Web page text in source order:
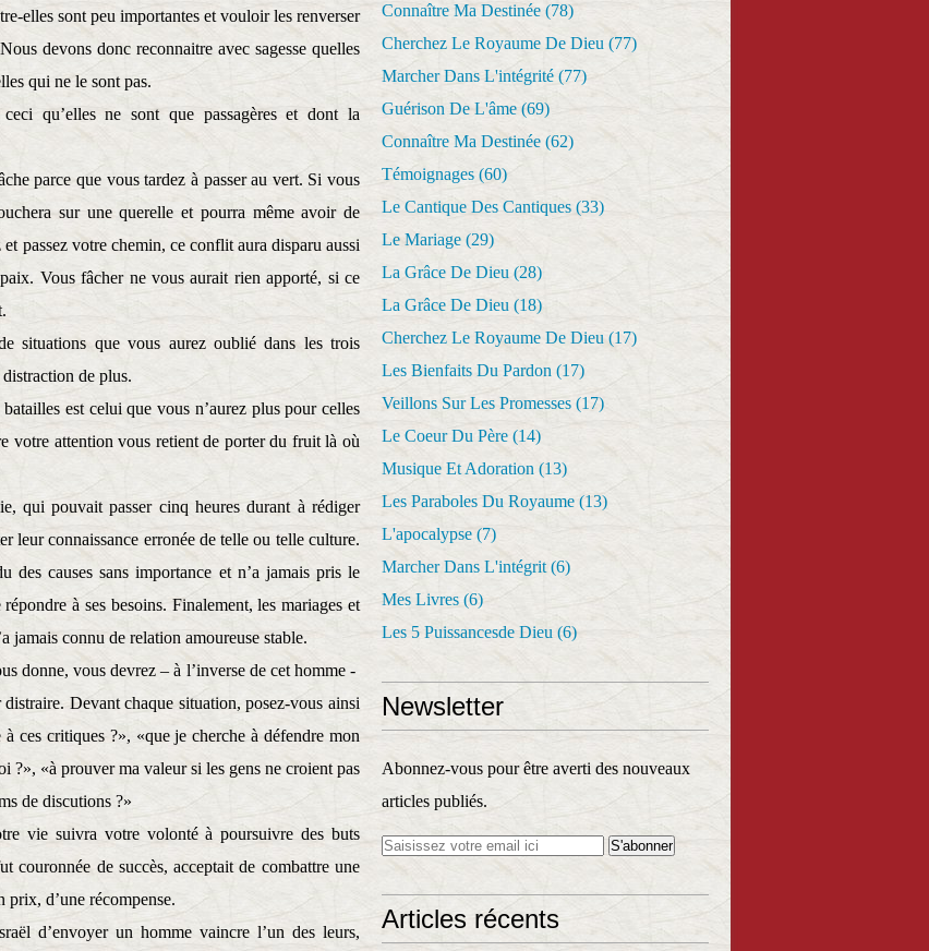
elles sont peu importantes et vouloir les renverser
devons donc reconnaitre avec sagesse quelles
qui ne le sont pas.
qu’elles ne sont que passagères et dont la
parce que vous tardez à passer au vert. Si vous
sur une querelle et pourra même avoir de
passez votre chemin, ce conflit aura disparu aussi
Vous fâcher ne vous aurait rien apporté, si ce
situations que vous aurez oublié dans les trois
de plus.
est celui que vous n’aurez plus pour celles
votre attention vous retient de porter du fruit là où
qui pouvait passer cinq heures durant à rédiger
leur connaissance erronée de telle ou telle culture.
causes sans importance et n’a jamais pris le
à ses besoins. Finalement, les mariages et
jamais connu de relation amoureuse stable.
donne, vous devrez – à l’inverse de cet homme -
Devant chaque situation, posez-vous ainsi
ces critiques ?», «que je cherche à défendre mon
?», «à prouver ma valeur si les gens ne croient pas
de discutions ?»
vie suivra votre volonté à poursuivre des buts
de succès, acceptait de combattre une
prix, d’une récompense.
d’envoyer un homme vaincre l’un des leurs,
Connaître Ma Destinée (78)
Cherchez Le Royaume De Dieu (77)
Marcher Dans L'intégrité (77)
Guérison De L'âme (69)
Connaître Ma Destinée (62)
Témoignages (60)
Le Cantique Des Cantiques (33)
Le Mariage (29)
La Grâce De Dieu (28)
La Grâce De Dieu (18)
Cherchez Le Royaume De Dieu (17)
Les Bienfaits Du Pardon (17)
Veillons Sur Les Promesses (17)
Le Coeur Du Père (14)
Musique Et Adoration (13)
Les Paraboles Du Royaume (13)
L'apocalypse (7)
Marcher Dans L'intégrit (6)
Mes Livres (6)
Les 5 Puissancesde Dieu (6)
Newsletter
Abonnez-vous pour être averti des nouveaux
articles publiés.
Articles récents